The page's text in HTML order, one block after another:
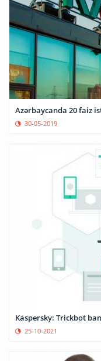
Azərbaycanda 20 faiz
30-05-2019
Kaspersky: Trickbot
25-10-2021